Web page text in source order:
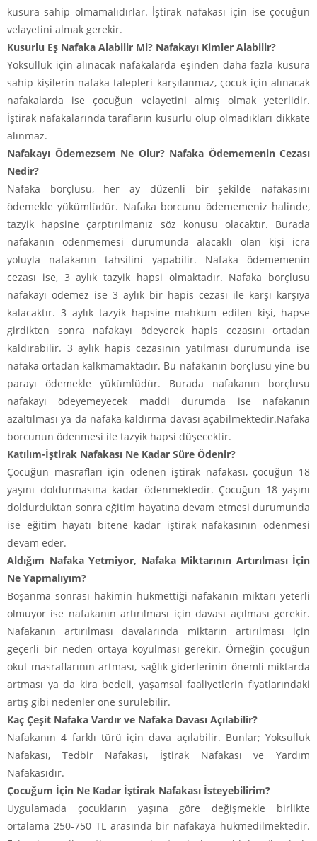
kusura sahip olmamalıdırlar. İştirak nafakası için ise çocuğun
velayetini almak gerekir.
Kusurlu Eş Nafaka Alabilir Mi? Nafakayı Kimler Alabilir?
Yoksulluk için alınacak nafakalarda eşinden daha fazla kusura
sahip kişilerin nafaka talepleri karşılanmaz, çocuk için alınacak
nafakalarda ise çocuğun velayetini almış olmak yeterlidir.
İştirak nafakalarında tarafların kusurlu olup olmadıkları dikkate
alınmaz.
Nafakayı Ödemezsem Ne Olur? Nafaka Ödememenin Cezası
Nedir?
Nafaka borçlusu, her ay düzenli bir şekilde nafakasını
ödemekle yükümlüdür. Nafaka borcunu ödememeniz halinde,
tazyik hapsine çarptırılmanız söz konusu olacaktır. Burada
nafakanın ödenmemesi durumunda alacaklı olan kişi icra
yoluyla nafakanın tahsilini yapabilir. Nafaka ödememenin
cezası ise, 3 aylık tazyik hapsi olmaktadır. Nafaka borçlusu
nafakayı ödemez ise 3 aylık bir hapis cezası ile karşı karşıya
kalacaktır. 3 aylık tazyik hapsine mahkum edilen kişi, hapse
girdikten sonra nafakayı ödeyerek hapis cezasını ortadan
kaldırabilir. 3 aylık hapis cezasının yatılması durumunda ise
nafaka ortadan kalkmamaktadır. Bu nafakanın borçlusu yine bu
parayı ödemekle yükümlüdür. Burada nafakanın borçlusu
nafakayı ödeyemeyecek maddi durumda ise nafakanın
azaltılması ya da nafaka kaldırma davası açabilmektedir.Nafaka
borcunun ödenmesi ile tazyik hapsi düşecektir.
Katılım-İştirak Nafakası Ne Kadar Süre Ödenir?
Çocuğun masrafları için ödenen iştirak nafakası, çocuğun 18
yaşını doldurmasına kadar ödenmektedir. Çocuğun 18 yaşını
doldurduktan sonra eğitim hayatına devam etmesi durumunda
ise eğitim hayatı bitene kadar iştirak nafakasının ödenmesi
devam eder.
Aldığım Nafaka Yetmiyor, Nafaka Miktarının Artırılması İçin
Ne Yapmalıyım?
Boşanma sonrası hakimin hükmettiği nafakanın miktarı yeterli
olmuyor ise nafakanın artırılması için davası açılması gerekir.
Nafakanın artırılması davalarında miktarın artırılması için
geçerli bir neden ortaya koyulması gerekir. Örneğin çocuğun
okul masraflarının artması, sağlık giderlerinin önemli miktarda
artması ya da kira bedeli, yaşamsal faaliyetlerin fiyatlarındaki
artış gibi nedenler öne sürülebilir.
Kaç Çeşit Nafaka Vardır ve Nafaka Davası Açılabilir?
Nafakanın 4 farklı türü için dava açılabilir. Bunlar; Yoksulluk
Nafakası, Tedbir Nafakası, İştirak Nafakası ve Yardım
Nafakasıdır.
Çocuğum İçin Ne Kadar İştirak Nafakası İsteyebilirim?
Uygulamada çocukların yaşına göre değişmekle birlikte
ortalama 250-750 TL arasında bir nafakaya hükmedilmektedir.